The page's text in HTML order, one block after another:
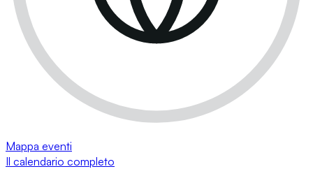
Mappa eventi
Il calendario completo